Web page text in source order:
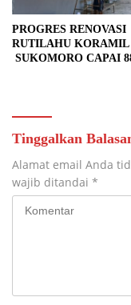
PROGRES RENOVASI
RUTILAHU KORAMIL
SUKOMORO CAPAI
Tinggalkan
Alamat email Anda
wajib ditandai *